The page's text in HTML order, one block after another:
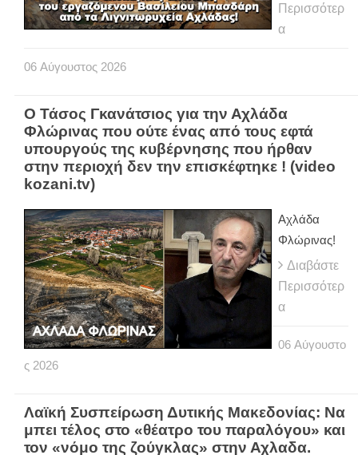
Περισσότερ
α
06 Αύγουστος 2026
Ο Τάσος Γκανάτσιος για την Αχλάδα
Φλώρινας που ούτε ένας από τους εφτά
υπουργούς της κυβέρνησης που ήρθαν
στην περιοχή δεν την επισκέφτηκε ! (video
kozani.tv)
Αχλάδα
Φλώρινας!
Διαβάστε
Περισσότερ
α
06 Αύγουστο
ς 2026
Λαϊκή Συσπείρωση Δυτικής Μακεδονίας: Να
μπει τέλος στο «θέατρο του παραλόγου» και
τον «νόμο της ζούγκλας» στην Αχλαδα.